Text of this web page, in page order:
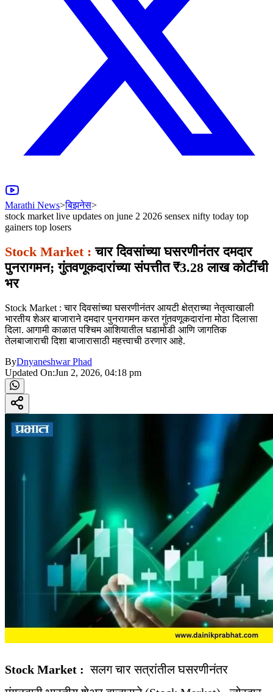
Marathi News>बिझनेस>
stock market live updates on june 2 2026 sensex nifty today top
gainers top losers
Stock Market : चार दिवसांच्या घसरणीनंतर दमदार
पुनरागमन; गुंतवणूकदारांच्या संपत्तीत ₹3.28 लाख कोटींची
भर
Stock Market : चार दिवसांच्या घसरणीनंतर आयटी क्षेत्राच्या नेतृत्वाखाली
भारतीय शेअर बाजाराने दमदार पुनरागमन करत गुंतवणूकदारांना मोठा दिलासा
दिला. आगामी काळात पश्चिम आशियातील घडामोडी आणि जागतिक
तेलबाजाराची दिशा बाजारासाठी महत्त्वाची ठरणार आहे.
ByDnyaneshwar Phad
Updated On:Jun 2, 2026, 04:18 pm
Stock Market : सलग चार सत्रांतील घसरणीनंतर